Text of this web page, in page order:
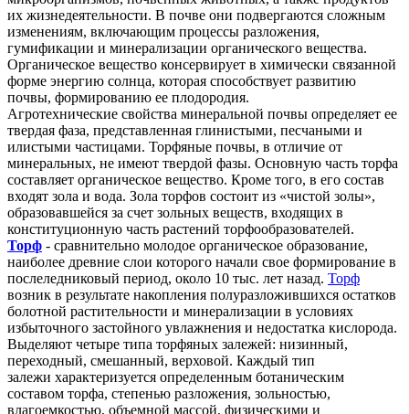
их жизнедеятельности. В почве они подвергаются сложным
изменениям, включающим процессы разложения,
гумификации и минерализации органического вещества.
Органическое вещество консервирует в химически связанной
форме энергию солнца, которая способствует развитию
почвы, формированию ее плодородия.
Агротехнические свойства минеральной почвы определяет ее
твердая фаза, представленная глинистыми, песчаными и
илистыми частицами. Торфяные почвы, в отличие от
минеральных, не имеют твердой фазы. Основную часть торфа
составляет органическое вещество. Кроме того, в его состав
входят зола и вода. Зола торфов состоит из «чистой золы»,
образовавшейся за счет зольных веществ, входящих в
конституционную часть растений торфообразователей.
Торф - сравнительно молодое органическое образование,
наиболее древние слои которого начали свое формирование в
послеледниковый период, около 10 тыс. лет назад. Торф
возник в результате накопления полуразложившихся остатков
болотной растительности и минерализации в условиях
избыточного застойного увлажнения и недостатка кислорода.
Выделяют четыре типа торфяных залежей: низинный,
переходный, смешанный, верховой. Каждый тип
залежи характеризуется определенным ботаническим
составом торфа, степенью разложения, зольностью,
влагоемкостью, объемной массой, физическими и